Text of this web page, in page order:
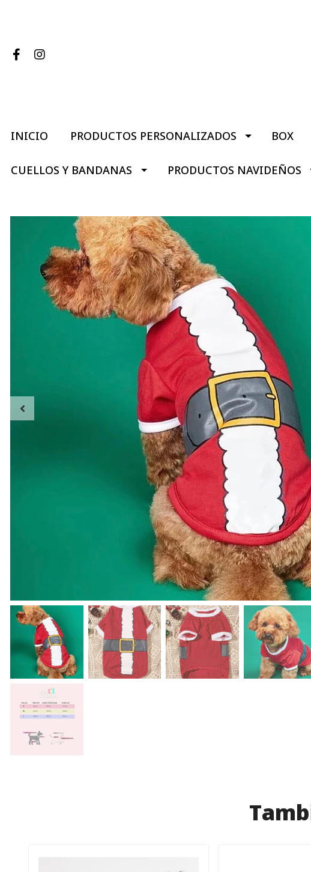
INICIO PRODUCTOS PERSONALIZADOS BOX
CUELLOS Y BANDANAS PRODUCTOS NAVIDEÑOS